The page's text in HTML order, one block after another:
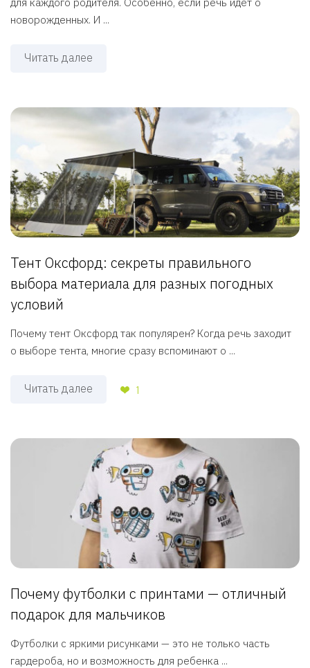
новорожденных. И ...
Читать далее
Тент Оксфорд: секреты правильного
выбора материала для разных погодных
условий
Почему тент Оксфорд так популярен? Когда речь заходит
о выборе тента, многие сразу вспоминают о ...
Читать далее 1
Почему футболки с принтами — отличный
подарок для мальчиков
Футболки с яркими рисунками — это не только часть
гардероба, но и возможность для ребенка ...